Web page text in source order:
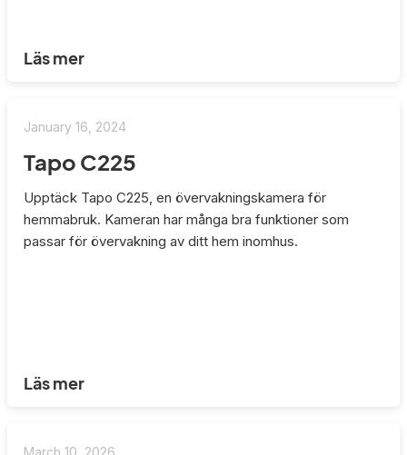
Läs mer
January 16, 2024
Tapo C225
Upptäck Tapo C225, en övervakningskamera för
hemmabruk. Kameran har många bra funktioner som
passar för övervakning av ditt hem inomhus.
Läs mer
March 10, 2026